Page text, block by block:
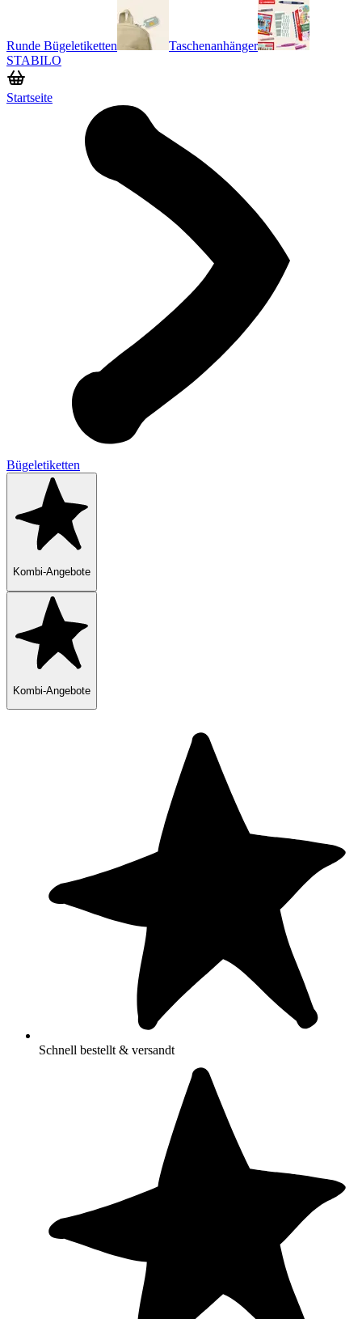
Runde Bügeletiketten
Taschenanhänger
STABILO
Startseite
Bügeletiketten
Kombi-Angebote
Kombi-Angebote
Schnell bestellt & versandt